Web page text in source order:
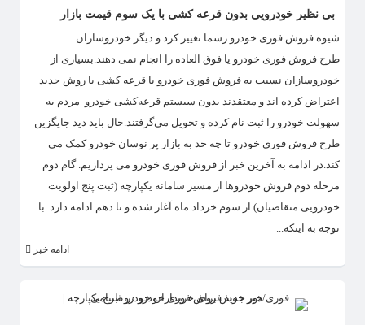
بی نظیر خودرویی بدون قرعه کشی با یک سوم قیمت بازار
​شیوه فروش فوری خودرو رسما تغییر کرد و دیگر خودروسازان
طرح فروش فوری خودرو یا فوق العاده را انجام نمی دهند.بسیاری از
خودروسازان نسبت به فروش فوری خودرو با قرعه کشی با روش جدید
اعتراض کرده اند و معتقدند بدون سیستم قرعه‌کشی خودرو مردم به
سهولت خودرو را ثبت نام کرده و تحویل می‌گرفتند.حال باید دید جایگزین
طرح فروش فوری خودرو تا چه حد به بازار پر نوسان خودرو کمک می
کند.در ادامه به آخرین خبر از فروش فوری خودرو می پردازیم. گام دوم
مرحله دوم فروش خودروها از مسیر سامانه یکپارچه (ثبت پنج اولویت
خودرویی متقاضیان) از سوم خرداد ماه آغاز شده و تا دهم ادامه دارد. با
توجه به اینکه...
ادامه خبر